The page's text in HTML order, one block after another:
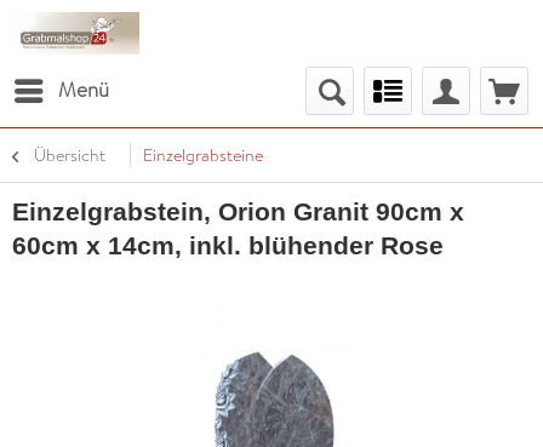
Menü
Übersicht Einzelgrabsteine
Einzelgrabstein, Orion Granit 90cm x
60cm x 14cm, inkl. blühender Rose